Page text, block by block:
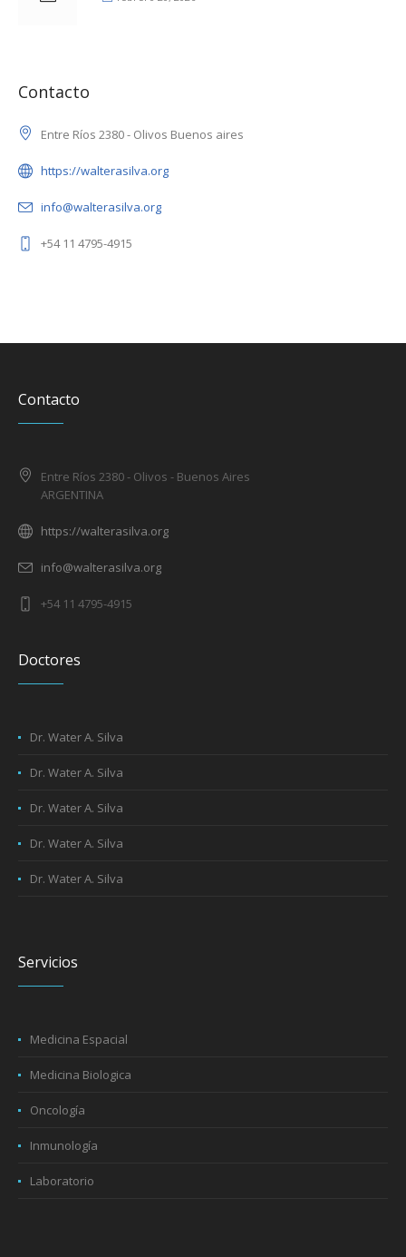
Contacto
Entre Ríos 2380 - Olivos Buenos aires
https://walterasilva.org
info@walterasilva.org
+54 11 4795-4915
Contacto
Entre Ríos 2380 - Olivos - Buenos Aires
ARGENTINA
https://walterasilva.org
info@walterasilva.org
+54 11 4795-4915
Doctores
Dr. Water A. Silva
Dr. Water A. Silva
Dr. Water A. Silva
Dr. Water A. Silva
Dr. Water A. Silva
Servicios
Medicina Espacial
Medicina Biologica
Oncología
Inmunología
Laboratorio